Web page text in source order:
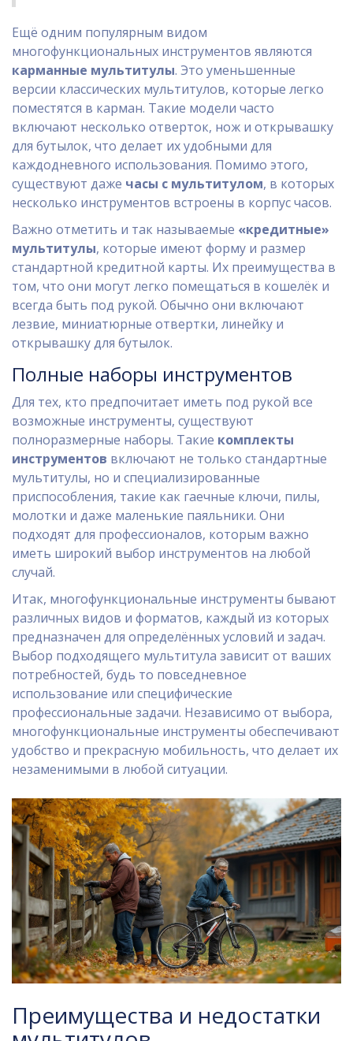
Ещё одним популярным видом
многофункциональных инструментов являются
карманные мультитулы. Это уменьшенные
версии классических мультитулов, которые легко
поместятся в карман. Такие модели часто
включают несколько отверток, нож и открывашку
для бутылок, что делает их удобными для
каждодневного использования. Помимо этого,
существуют даже часы с мультитулом, в которых
несколько инструментов встроены в корпус часов.
Важно отметить и так называемые «кредитные»
мультитулы, которые имеют форму и размер
стандартной кредитной карты. Их преимущества в
том, что они могут легко помещаться в кошелёк и
всегда быть под рукой. Обычно они включают
лезвие, миниатюрные отвертки, линейку и
открывашку для бутылок.
Полные наборы инструментов
Для тех, кто предпочитает иметь под рукой все
возможные инструменты, существуют
полноразмерные наборы. Такие комплекты
инструментов включают не только стандартные
мультитулы, но и специализированные
приспособления, такие как гаечные ключи, пилы,
молотки и даже маленькие паяльники. Они
подходят для профессионалов, которым важно
иметь широкий выбор инструментов на любой
случай.
Итак, многофункциональные инструменты бывают
различных видов и форматов, каждый из которых
предназначен для определённых условий и задач.
Выбор подходящего мультитула зависит от ваших
потребностей, будь то повседневное
использование или специфические
профессиональные задачи. Независимо от выбора,
многофункциональные инструменты обеспечивают
удобство и прекрасную мобильность, что делает их
незаменимыми в любой ситуации.
Преимущества и недостатки